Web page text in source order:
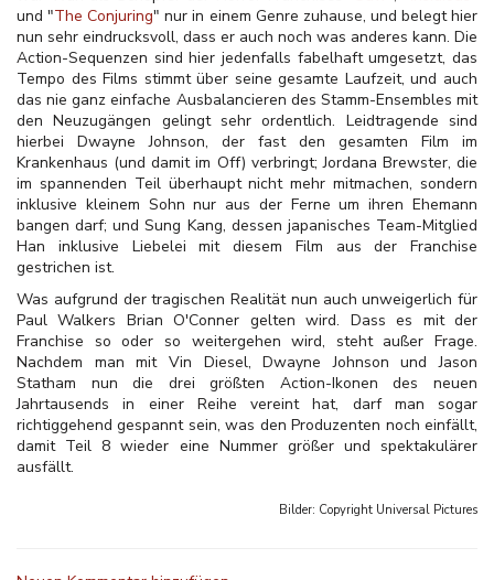
und "The Conjuring" nur in einem Genre zuhause, und belegt hier
nun sehr eindrucksvoll, dass er auch noch was anderes kann. Die
Action-Sequenzen sind hier jedenfalls fabelhaft umgesetzt, das
Tempo des Films stimmt über seine gesamte Laufzeit, und auch
das nie ganz einfache Ausbalancieren des Stamm-Ensembles mit
den Neuzugängen gelingt sehr ordentlich. Leidtragende sind
hierbei Dwayne Johnson, der fast den gesamten Film im
Krankenhaus (und damit im Off) verbringt; Jordana Brewster, die
im spannenden Teil überhaupt nicht mehr mitmachen, sondern
inklusive kleinem Sohn nur aus der Ferne um ihren Ehemann
bangen darf; und Sung Kang, dessen japanisches Team-Mitglied
Han inklusive Liebelei mit diesem Film aus der Franchise
gestrichen ist.
Was aufgrund der tragischen Realität nun auch unweigerlich für
Paul Walkers Brian O'Conner gelten wird. Dass es mit der
Franchise so oder so weitergehen wird, steht außer Frage.
Nachdem man mit Vin Diesel, Dwayne Johnson und Jason
Statham nun die drei größten Action-Ikonen des neuen
Jahrtausends in einer Reihe vereint hat, darf man sogar
richtiggehend gespannt sein, was den Produzenten noch einfällt,
damit Teil 8 wieder eine Nummer größer und spektakulärer
ausfällt.
Bilder: Copyright Universal Pictures